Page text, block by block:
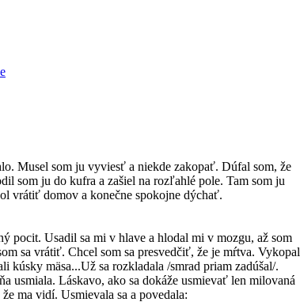
Musel som ju vyviesť a niekde zakopať. Dúfal som, že
som ju do kufra a zašiel na rozľahlé pole. Tam som ju
vrátiť domov a konečne spokojne dýchať.
pocit. Usadil sa mi v hlave a hlodal mi v mozgu, až som
sa vrátiť. Chcel som sa presvedčiť, že je mŕtva. Vykopal
kúsky mäsa...Už sa rozkladala /smrad priam zadúšal/.
usmiala. Láskavo, ako sa dokáže usmievať len milovaná
ma vidí. Usmievala sa a povedala: